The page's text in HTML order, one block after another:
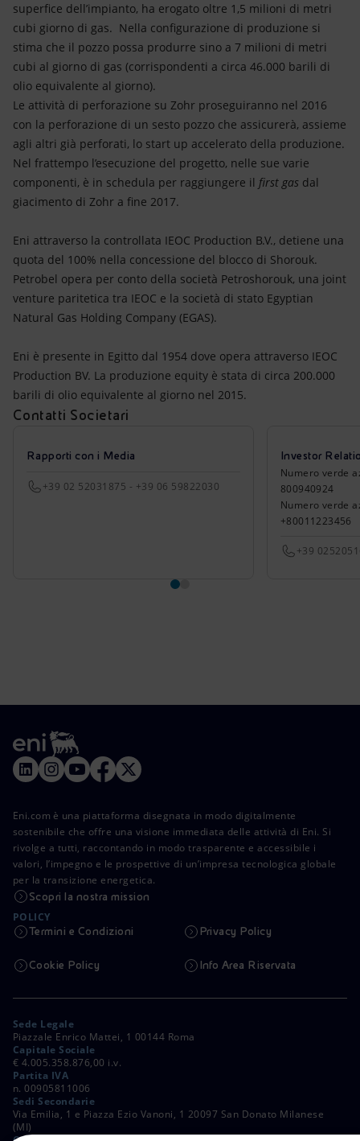
superfice dell’impianto, ha erogato oltre 1,5 milioni di metri
cubi giorno di gas. Nella configurazione di produzione si
stima che il pozzo possa produrre sino a 7 milioni di metri
cubi al giorno di gas (corrispondenti a circa 46.000 barili di
olio equivalente al giorno).
Le attività di perforazione su Zohr proseguiranno nel 2016
con la perforazione di un sesto pozzo che assicurerà, assieme
agli altri già perforati, lo start up accelerato della produzione.
Nel frattempo l’esecuzione del progetto, nelle sue varie
componenti, è in schedula per raggiungere il first gas dal
giacimento di Zohr a fine 2017.
Eni attraverso la controllata IEOC Production B.V., detiene una
quota del 100% nella concessione del blocco di Shorouk.
Petrobel opera per conto della società Petroshorouk, una joint
venture paritetica tra IEOC e la società di stato Egyptian
Natural Gas Holding Company (EGAS).
Eni è presente in Egitto dal 1954 dove opera attraverso IEOC
Production BV. La produzione equity è stata di circa 200.000
barili di olio equivalente al giorno nel 2015.
Contatti Societari
Rapporti con i Media
+39 02 52031875 - +39 06 59822030
Investor
Numero verde
800940924
Numero verde
+80011223456
+39
Eni.com è una piattaforma disegnata in modo digitalmente
sostenibile che offre una visione immediata delle attività di Eni. Si
rivolge a tutti, raccontando in modo trasparente e accessibile i
valori, l’impegno e le prospettive di un’impresa tecnologica globale
per la transizione energetica.
Scopri la nostra mission
POLICY
Termini e Condizioni Privacy Policy
Cookie Policy Info Area Riservata
Sede Legale
Piazzale Enrico Mattei, 1 00144 Roma
Capitale Sociale
€ 4.005.358.876,00 i.v.
Partita IVA
n. 00905811006
Sedi Secondarie
Via Emilia, 1 e Piazza Ezio Vanoni, 1 20097 San Donato Milanese
(MI)